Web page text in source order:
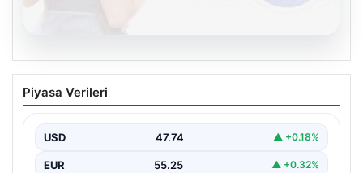
Kelebek sohbet platformu İle Dijital
İletişimin Güvenli Adresi Ve Muhabbet
Sanal çağında insanların kaliteli bir biçimde iletişim
Halen pek…
Piyasa Verileri
USD 47.74 ▲ +0.18%
EUR 55.25 ▲ +0.32%